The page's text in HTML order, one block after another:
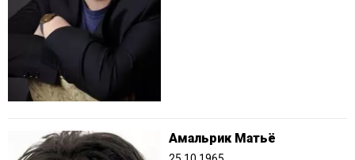
Амальрик Матьё